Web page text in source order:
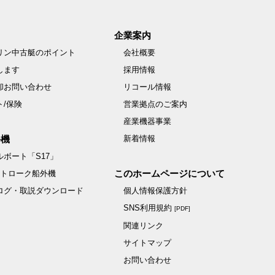
ン中古艇のポイント
ます
お問い合わせ
/保険
ート「S17」
ローク船外機
グ・取説ダウンロード
企業案内
会社概要
採用情報
リコール情報
営業拠点のご案内
産業機器事業
新着情報
このホームページについて
個人情報保護方針
SNS利用規約 [PDF]
関連リンク
サイトマップ
お問い合わせ